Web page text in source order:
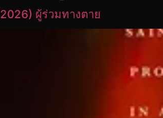
ผู้ร่วมทางตาย